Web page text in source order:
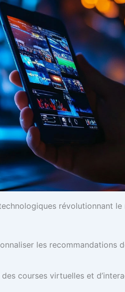
révolutionnant
les recommandations
courses virtuelles et